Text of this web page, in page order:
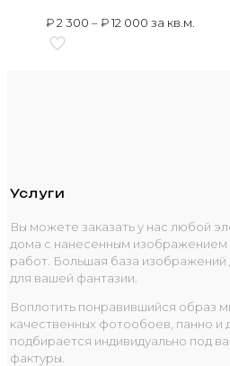
₽2 300 –₽12 000 за кв.м.
Услуги
Вы можете заказать у нас любой
дома с нанесенным изображением
работ. Большая база
для вашей фантазии.
Воплотить понравившийся образ
качественных фотообоев, панно и
подбирается индивидуально под
фактуры.